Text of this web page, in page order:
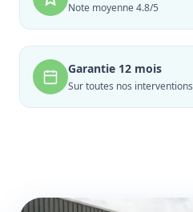
Note moyenne 4.8/5
Garantie 12 mois
Sur toutes nos interventions